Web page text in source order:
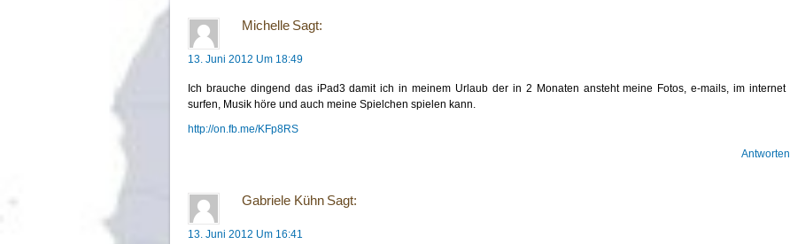
Michelle Sagt:
13. Juni 2012 Um 18:49
Ich brauche dingend das iPad3 damit ich in meinem Urlaub der in 2 Monaten ansteht meine Fotos, e-mails, im internet
surfen, Musik höre und auch meine Spielchen spielen kann.
http://on.fb.me/KFp8RS
Antworten
Gabriele Kühn Sagt:
13. Juni 2012 Um 16:41